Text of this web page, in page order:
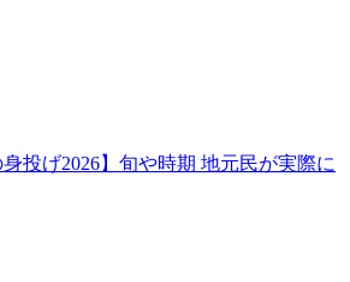
身投げ2026】旬や時期 地元民が実際に